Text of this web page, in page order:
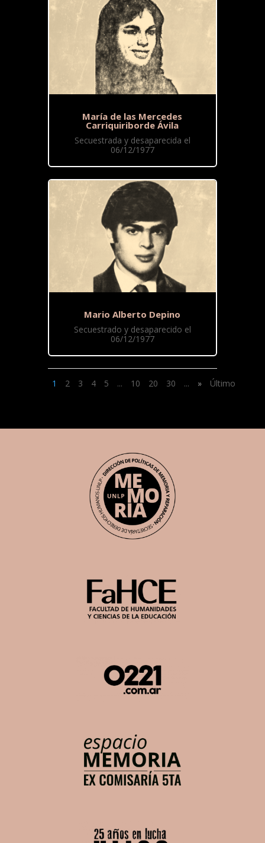
María de las Mercedes
Carriquiriborde Ávila
Secuestrada y desaparecida el
06/12/1977
Mario Alberto Depino
Secuestrado y desaparecido el
06/12/1977
1 2 3 4 5 ... 10 20 30 ... » Último